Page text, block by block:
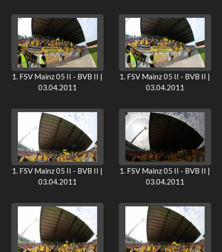
1. FSV Mainz 05 II - BVB II |
03.04.2011
1. FSV Mainz 05 II - BVB II |
03.04.2011
1. FSV Mainz 05 II - BVB II |
03.04.2011
1. FSV Mainz 05 II - BVB II |
03.04.2011